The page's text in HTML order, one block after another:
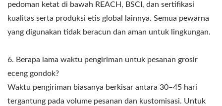
pedoman ketat di bawah REACH, BSCI, dan sertifikasi
kualitas serta produksi etis global lainnya. Semua pewarna
yang digunakan tidak beracun dan aman untuk lingkungan.
6. Berapa lama waktu pengiriman untuk pesanan grosir
eceng gondok?
Waktu pengiriman biasanya berkisar antara 30–45 hari
tergantung pada volume pesanan dan kustomisasi. Untuk